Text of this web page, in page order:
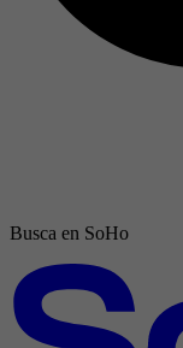
Busca en SoHo